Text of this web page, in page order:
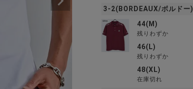
3-2(BORDEAUX/ボルドー)
44(M)
残りわずか
46(L)
残りわずか
48(XL)
在庫切れ